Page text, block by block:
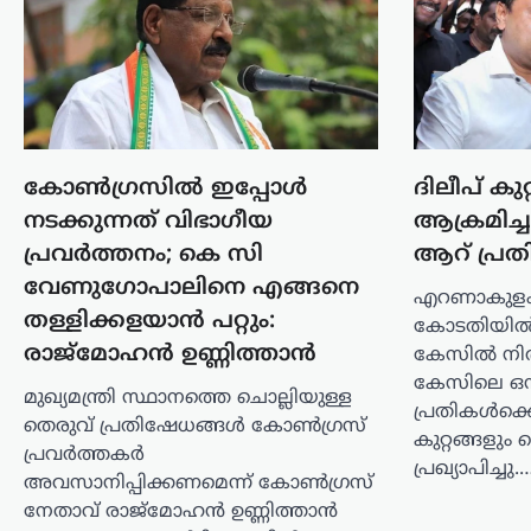
കോണ്‍ഗ്രസില്‍ ഇപ്പോള്‍
നടക്കുന്നത് വിഭാഗീയ
പ്രവര്‍ത്തനം; കെ സി
വേണുഗോപാലിനെ എങ്ങനെ
തള്ളിക്കളയാന്‍ പറ്റും:
രാജ്‌മോഹൻ ഉണ്ണിത്താൻ
മുഖ്യമന്ത്രി സ്ഥാനത്തെ ചൊല്ലിയുള്ള
തെരുവ് പ്രതിഷേധങ്ങൾ കോൺഗ്രസ്
പ്രവർത്തകർ
അവസാനിപ്പിക്കണമെന്ന് കോൺഗ്രസ്
നേതാവ് രാജ്‌മോഹൻ ഉണ്ണിത്താൻ
ദിലീപ്
ആറ്
കേസിൽ
കേസിലെ
കുറ്റങ്ങളും
രാജ്യങ്ങൾക്കെതിരെ കടുത്ത
സാമ്പത്തിക നടപടികൾക്ക്
വഴിയൊരുക്കുന്ന ബില്ലിന് യുഎസ്
സെനറ്റ് അംഗീകാരം നൽകി. ഇന്ത്യ,
ചൈന ഉൾപ്പെടെയുള്ള രാജ്യങ്ങൾക്ക്
100…
കേരളം,വാർത്തകൾ
ബെംഗളൂരുവിൽ
കെഎസ്ആർടിസി ബസ്
അപകടം; ഡ്രൈവറും
കണ്ടക്ടറും മരിച്ചു
ന്യൂസ് ഡെസ്ക്
ബെംഗളൂരുവിൽ കെഎസ്ആർടിസി
ബസ് അപകടത്തിൽപ്പെട്ട് ഡ്രൈവറും
ഡിപ്പോയിൽ നിന്ന് സർവീസ്
നടത്തിയിരുന്ന ബസാണ് മൈസൂരു-